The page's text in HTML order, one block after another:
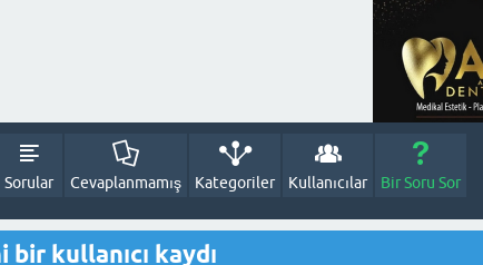
Sorular Cevaplanmamış Kategoriler Kullanıcılar Bir Soru Sor
bir kullanıcı kaydı